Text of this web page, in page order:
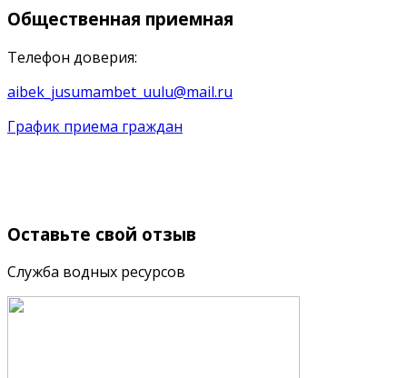
Общественная приемная
Телефон доверия:
aibek_jusumambet_uulu@mail.ru
График приема граждан
Оставьте свой отзыв
Служба водных ресурсов